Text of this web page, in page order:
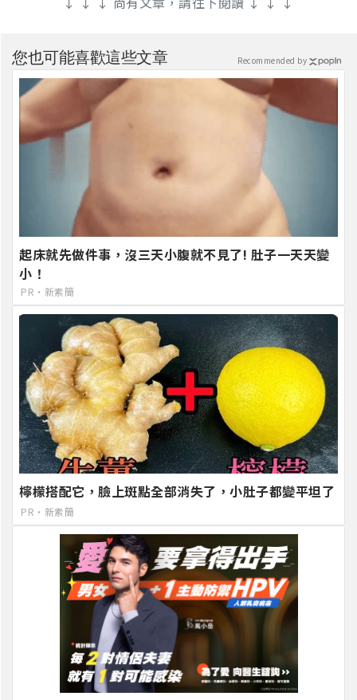
您也可能喜歡這些文章
起床就先做件事，沒三天小腹就不見了! 肚子一天天變
小！
PR・新素簡
檸檬搭配它，臉上斑點全部消失了，小肚子都變平坦了
PR・新素簡
Recommended by